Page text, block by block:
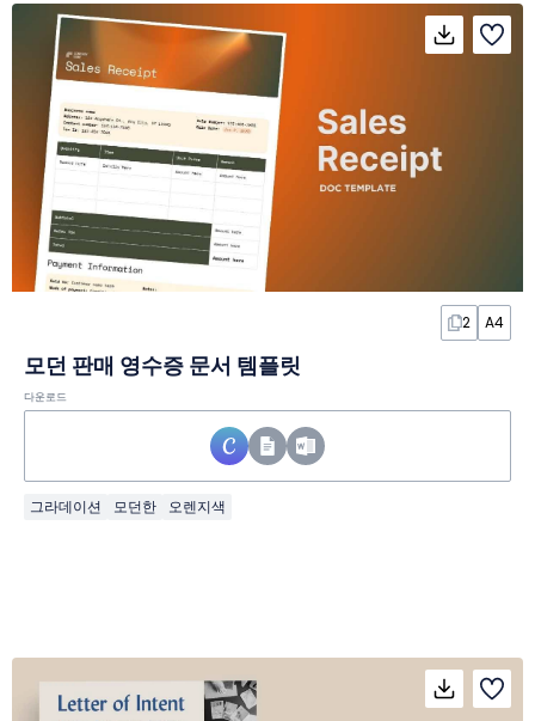
2 A4
모던 판매 영수증 문서 템플릿
다운로드
그라데이션 모던한 오렌지색